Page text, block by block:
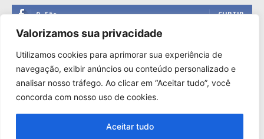
Valorizamos sua privacidade
Utilizamos cookies para aprimorar sua experiência de
navegação, exibir anúncios ou conteúdo personalizado e
analisar nosso tráfego. Ao clicar em “Aceitar tudo”, você
concorda com nosso uso de cookies.
Aceitar tudo
0 Fãs CURTIR
0 Seguidores
1,110 Seguidores SEGUIR
0 Inscritos INSCREVER
Copyright © 2000-2025. Reprodução proibida sem a autorização